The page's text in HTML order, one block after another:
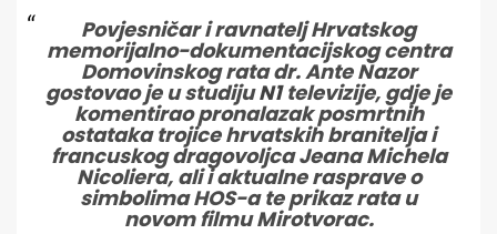
Povjesničar i ravnatelj Hrvatskog
memorijalno-dokumentacijskog centra
Domovinskog rata dr. Ante Nazor
gostovao je u studijuN1televizije, gdje je
komentirao pronalazak posmrtnih
ostataka trojice hrvatskih branitelja i
francuskog dragovoljca Jeana Michela
Nicoliera, ali i aktualne rasprave o
simbolima HOS-a te prikaz rata u
novom filmu Mirotvorac.